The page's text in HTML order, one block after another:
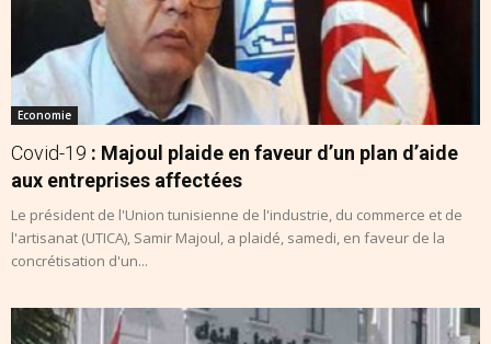
Economie
Covid-19 : Majoul plaide en faveur d’un plan d’aide
aux entreprises affectées
Le président de l'Union tunisienne de l'industrie, du commerce et de
l'artisanat (UTICA), Samir Majoul, a plaidé, samedi, en faveur de la
concrétisation d'un...